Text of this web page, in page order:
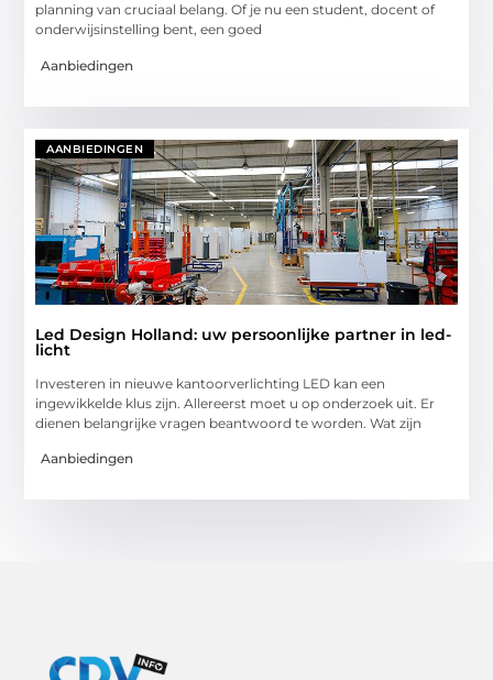
planning van cruciaal belang. Of je nu een student, docent of
onderwijsinstelling bent, een goed
Aanbiedingen
AANBIEDINGEN
Led Design Holland: uw persoonlijke partner in led-
licht
Investeren in nieuwe kantoorverlichting LED kan een
ingewikkelde klus zijn. Allereerst moet u op onderzoek uit. Er
dienen belangrijke vragen beantwoord te worden. Wat zijn
Aanbiedingen